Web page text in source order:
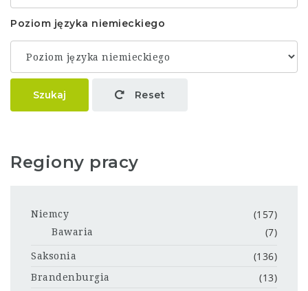
Poziom języka niemieckiego
Szukaj Reset
Regiony pracy
Niemcy (157)
Bawaria (7)
Saksonia (136)
Brandenburgia (13)